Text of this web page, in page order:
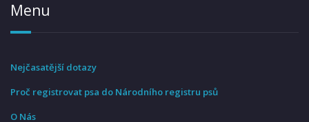
Menu
Nejčasatější dotazy
Proč registrovat psa do Národního registru psů
O Nás